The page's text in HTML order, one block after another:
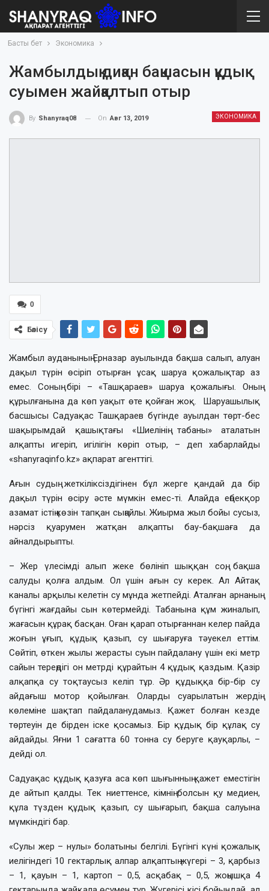
Басты бет Экономика
Жамбылдық диқан бақшасын құдық
суымен жайқалтып отыр
ЭКОНОМИКА
By Shanyraq08 On Авг 13, 2019
0
Бөлісу
Жамбыл ауданының Ерназар ауылында бақша салып, алуан
дақыл түрін өсіріп отырған ұсақ шаруа қожалықтар аз
емес. Соның бірі – «Ташқараев» шаруа қожалығы. Оның
құрылғанына да көп уақыт өте қойған жоқ. Шаруашылық
басшысы Садуақас Ташқараев бүгінде ауылдан төрт-бес
шақырымдай қашықтағы «Шиелінің табаны» аталатын
алқапты игеріп, игілігін көріп отыр, – деп хабарлайды
«shanyraqinfo.kz» ақпарат агенттігі.
Ағын судың жеткіліксіздігінен бұл жерге қандай да бір
дақыл түрін өсіру әсте мүмкін емес-ті. Алайда еңбекқор
азамат істің көзін тапқан сыңайлы. Жиырма жыл бойы сусыз,
нәрсіз қуарумен жатқан алқапты бау-бақшаға да
айналдырыпты.
– Жер үлесімді алып жеке бөлініп шыққан соң, бақша
салуды қолға алдым. Ол үшін ағын су керек. Ал Айтақ
каналы арқылы келетін су мұнда жетпейді. Аталған арнаның
бүгінгі жағдайы сын көтермейді. Табанына құм жиналып,
жағасын құрақ басқан. Оған қарап отырғаннан келер пайда
жоғын ұғып, құдық қазып, су шығаруға тәуекел еттім.
Сөйтіп, өткен жылы жерасты суын пайдалану үшін екі метр
сайын тереңдігі он метрді құрайтын 4 құдық қаздым. Қазір
алқапқа су тоқтаусыз келіп тұр. Әр құдыққа бір-бір су
айдағыш мотор қойылған. Оларды суарылатын жердің
көлеміне шақтап пайдаланудамыз. Қажет болған кезде
төртеуін де бірден іске қосамыз. Бір құдық бір құлақ су
айдайды. Яғни 1 сағатта 60 тонна су беруге қауқарлы, –
дейді ол.
Садуақас құдық қазуға аса көп шығынның қажет еместігін
де айтып қалды. Тек ниеттенсе, кімнің болсын қу медиен,
құла түзден құдық қазып, су шығарып, бақша салуына
мүмкіндігі бар.
«Сулы жер – нулы» болатыны белгілі. Бүгінгі күні қожалық
иелігіндегі 10 гектарлық алпар алқаптың жүгері – 3, қарбыз
– 1, қауын – 1, картоп – 0,5, асқабақ – 0,5, жоңышқа 4